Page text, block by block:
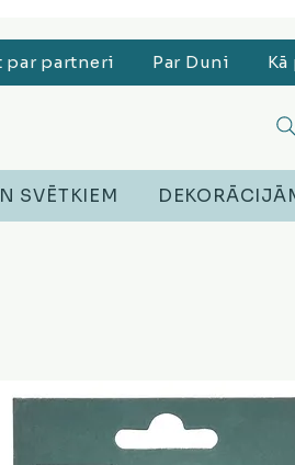
Putekļu sūcēji, Lego, Austiņas
par partneri Par Duni
SVĒTKIEM